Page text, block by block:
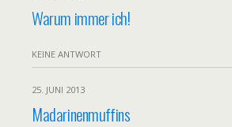
Warum immer ich!
KEINE ANTWORT
25. JUNI 2013
Madarinenmuffins